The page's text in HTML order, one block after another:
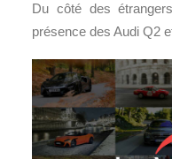
Du côté des
présence des Audi Q2